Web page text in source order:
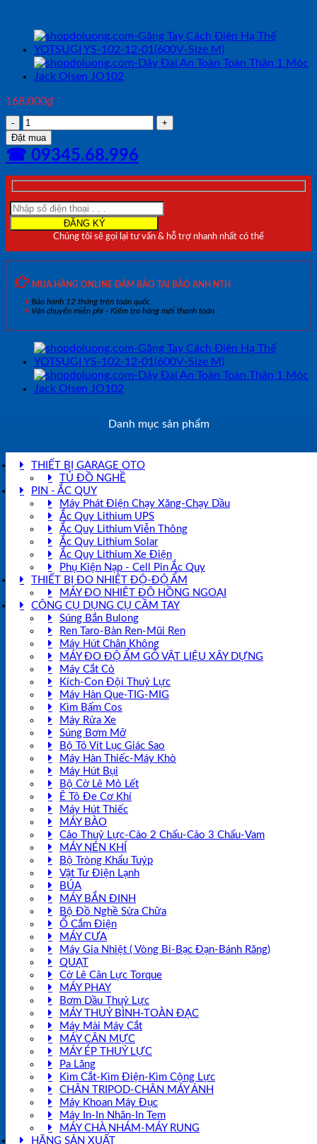
168,000₫
Hộp
Mực
và
Dây
Bật
Mực
Thợ
Xây
STANLEY
số
lượng
Đặt mua
☎ 09345.68.996
Chúng tôi sẽ gọi lại tư vấn & hỗ trợ nhanh nhất có thể
MUA HÀNG ONLINE ĐẢM BẢO TẠI BẢO ANH NTH
Bảo hành 12 tháng trên toàn quốc
Vận chuyển miễn phí - Kiểm tra hàng mới thanh toán
Danh mục sản phẩm
THIẾT BỊ GARAGE OTO
TỦ ĐỒ NGHỀ
PIN - ẮC QUY
Máy Phát Điện Chạy Xăng-Chạy Dầu
Ắc Quy Lithium UPS
Ắc Quy Lithium Viễn Thông
Ắc Quy Lithium Solar
Ắc Quy Lithium Xe Điện
Phụ Kiện Nạp - Cell Pin Ắc Quy
THIẾT BỊ ĐO NHIỆT ĐỘ-ĐỘ ẨM
MÁY ĐO NHIỆT ĐỘ HỒNG NGOẠI
CÔNG CỤ DỤNG CỤ CẦM TAY
Súng Bắn Bulong
Ren Taro-Bàn Ren-Mũi Ren
Máy Hút Chân Không
MÁY ĐO ĐỘ ẨM GỖ VẬT LIỆU XÂY DỰNG
Máy Cắt Cỏ
Kích-Con Đội Thuỷ Lực
Máy Hàn Que-TIG-MIG
Kìm Bấm Cos
Máy Rửa Xe
Súng Bơm Mỡ
Bộ Tô Vít Lục Giác Sao
Máy Hàn Thiếc-Máy Khò
Máy Hút Bụi
Bộ Cờ Lê Mỏ Lết
Ê Tô Đe Cơ Khí
Máy Hút Thiếc
MÁY BÀO
Cảo Thuỷ Lực-Cảo 2 Chấu-Cảo 3 Chấu-Vam
MÁY NÉN KHÍ
Bộ Tròng Khẩu Tuýp
Vật Tư Điện Lạnh
BÚA
MÁY BẮN ĐINH
Bộ Đồ Nghề Sửa Chữa
Ổ Cắm Điện
MÁY CƯA
Máy Gia Nhiệt ( Vòng Bi-Bạc Đạn-Bánh Răng)
QUẠT
Cờ Lê Cân Lực Torque
MÁY PHAY
Bơm Dầu Thuỷ Lực
MÁY THUỶ BÌNH-TOÀN ĐẠC
Máy Mài Máy Cắt
MÁY CÂN MỰC
MÁY ÉP THUỶ LỰC
Pa Lăng
Kìm Cắt-Kìm Điện-Kìm Cộng Lực
CHÂN TRIPOD-CHÂN MÁY ẢNH
Máy Khoan Máy Đục
Máy In-In Nhãn-In Tem
MÁY CHÀ NHÁM-MÁY RUNG
HÃNG SẢN XUẤT